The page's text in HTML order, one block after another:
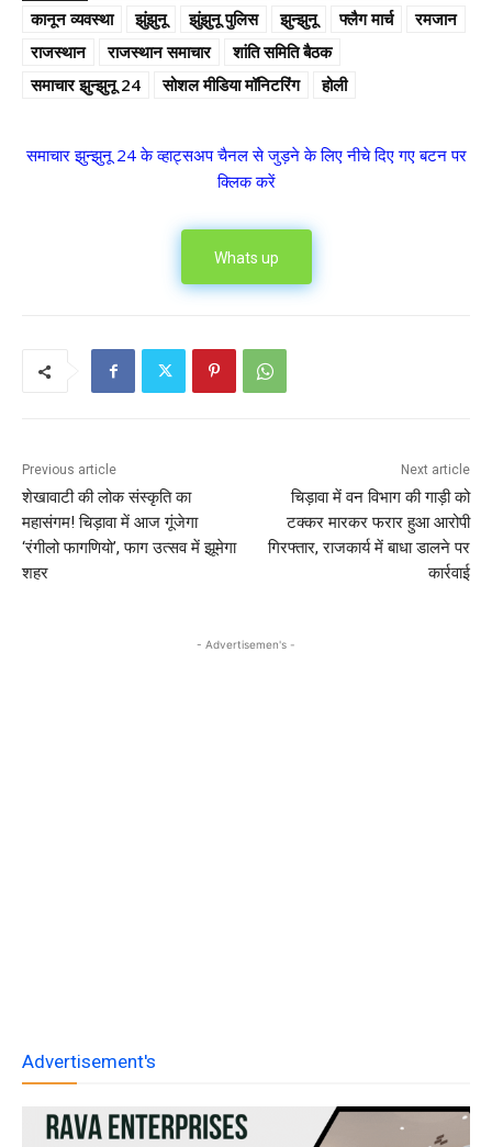
कानून व्यवस्था
झुंझुनू झुंझुनू पुलिस झुन्झुनू फ्लैग मार्च
रमजान
राजस्थान
राजस्थान समाचार
शांति समिति बैठक
समाचार झुन्झुनू 24
सोशल मीडिया मॉनिटरिंग होली
समाचार झुन्झुनू 24 के व्हाट्सअप चैनल से जुड़ने के लिए नीचे दिए गए बटन पर
क्लिक करें
Whats up
Previous article
शेखावाटी की लोक संस्कृति का
महासंगम! चिड़ावा में आज गूंजेगा
‘रंगीलो फागणियो’, फाग उत्सव में झूमेगा
शहर
Next article
चिड़ावा में वन विभाग की गाड़ी को
टक्कर मारकर फरार हुआ आरोपी
गिरफ्तार, राजकार्य में बाधा डालने पर
कार्रवाई
- Advertisemen's -
Advertisement's